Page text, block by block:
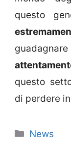
questo
questo
di perdere
Categorie
News